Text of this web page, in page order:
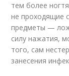
тем более
не проходящие
предметы —
силу нажатия,
того, сам
занесения